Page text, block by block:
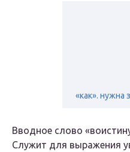
«как». нужна
Вводное слово
Служит для выражения